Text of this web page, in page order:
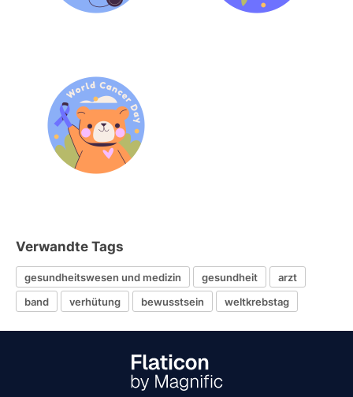
Verwandte Tags
gesundheitswesen und medizin gesundheit
arzt
band
verhütung bewusstsein weltkrebstag